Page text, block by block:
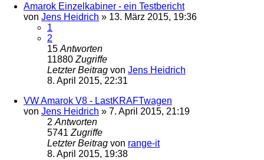
Amarok Einzelkabiner - ein Testbericht
von Jens Heidrich » 13. März 2015, 19:36
1
2
15 Antworten
11880 Zugriffe
Letzter Beitrag von Jens Heidrich
8. April 2015, 22:31
VW Amarok V8 - LastKRAFTwagen
von Jens Heidrich » 7. April 2015, 21:19
2 Antworten
5741 Zugriffe
Letzter Beitrag von range-it
8. April 2015, 19:38